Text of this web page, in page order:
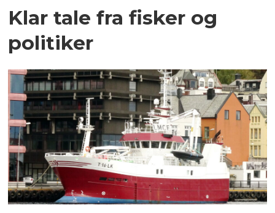
Klar tale fra fisker og
politiker